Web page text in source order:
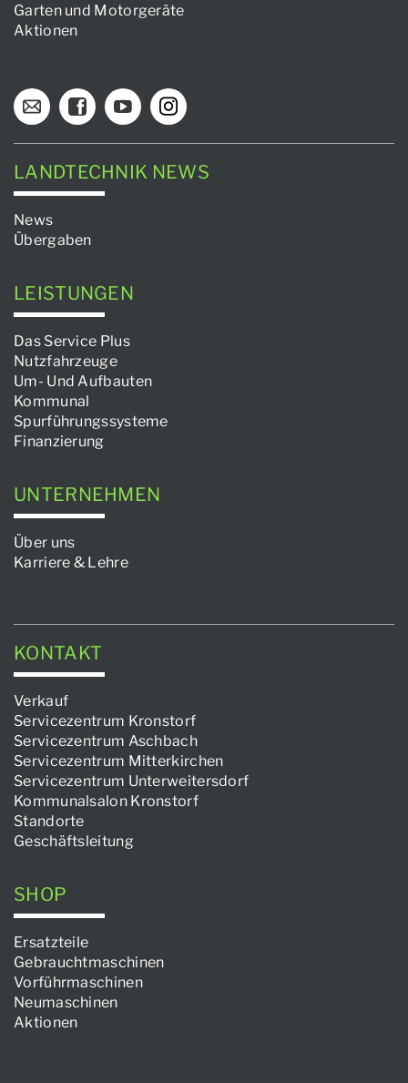
Garten und Motorgeräte
Aktionen
LANDTECHNIK NEWS
News
Übergaben
LEISTUNGEN
Das Service Plus
Nutzfahrzeuge
Um- Und Aufbauten
Kommunal
Spurführungssysteme
Finanzierung
UNTERNEHMEN
Über uns
Karriere & Lehre
KONTAKT
Verkauf
Servicezentrum Kronstorf
Servicezentrum Aschbach
Servicezentrum Mitterkirchen
Servicezentrum Unterweitersdorf
Kommunalsalon Kronstorf
Standorte
Geschäftsleitung
SHOP
Ersatzteile
Gebrauchtmaschinen
Vorführmaschinen
Neumaschinen
Aktionen